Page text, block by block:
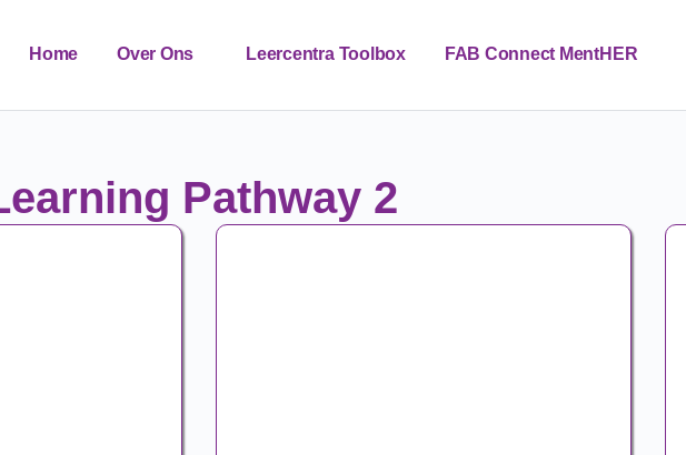
Home Over Ons Leercentra Toolbox FAB Connect MentHER
Pathway 2